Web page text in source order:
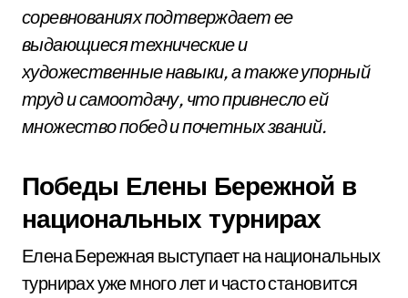
соревнованиях подтверждает ее
выдающиеся технические и
художественные навыки, а также упорный
труд и самоотдачу, что привнесло ей
множество побед и почетных званий.
Победы Елены Бережной в
национальных турнирах
Елена Бережная выступает на национальных
турнирах уже много лет и часто становится